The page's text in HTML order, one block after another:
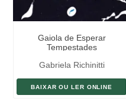
Gaiola de Esperar
Tempestades
Gabriela Richinitti
BAIXAR OU LER ONLINE